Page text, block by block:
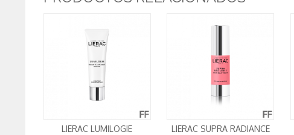
LIERAC LUMILOGIE
LIERAC SUPRA RADIANCE